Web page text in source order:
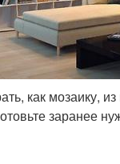
как мозаику,
заранее